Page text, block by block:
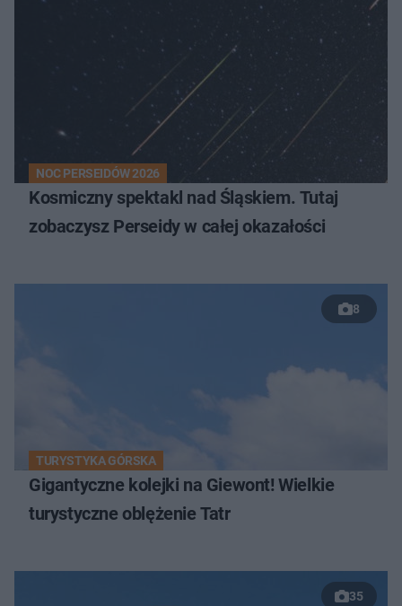
NOC PERSEIDÓW 2026
Kosmiczny spektakl nad Śląskiem. Tutaj
zobaczysz Perseidy w całej okazałości
8
TURYSTYKA GÓRSKA
Gigantyczne kolejki na Giewont! Wielkie
turystyczne oblężenie Tatr
35